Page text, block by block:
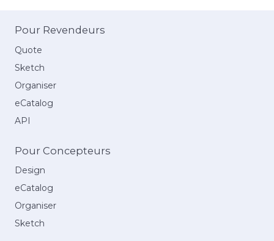
Pour Revendeurs
Quote
Sketch
Organiser
eCatalog
API
Pour Concepteurs
Design
eCatalog
Organiser
Sketch